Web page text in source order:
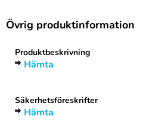
Övrig produktinformation
Produktbeskrivning
Hämta
Säkerhetsföreskrifter
Hämta